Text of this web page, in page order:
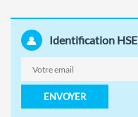
Identification HSE
ENVOYER